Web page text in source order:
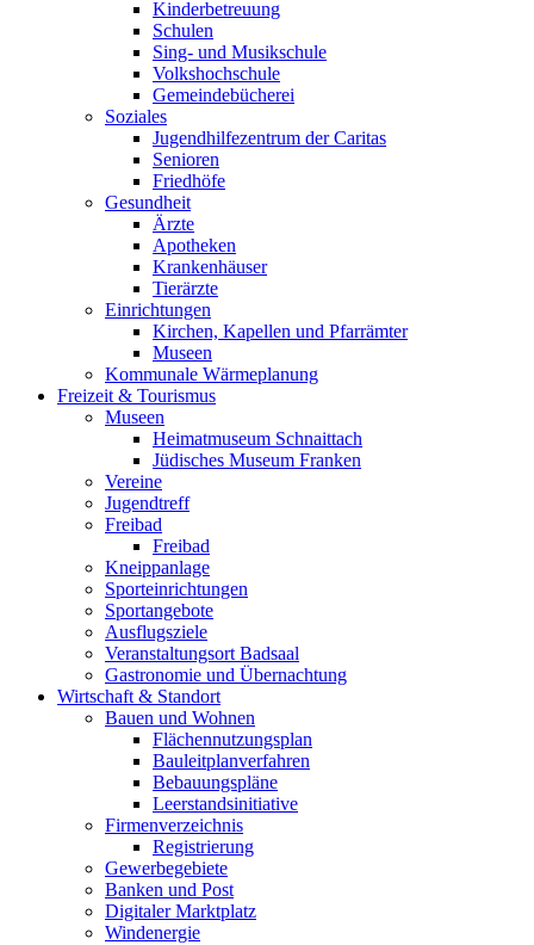
Kinderbetreuung
Schulen
Sing- und Musikschule
Volkshochschule
Gemeindebücherei
Soziales
Jugendhilfezentrum der Caritas
Senioren
Friedhöfe
Gesundheit
Ärzte
Apotheken
Krankenhäuser
Tierärzte
Einrichtungen
Kirchen, Kapellen und Pfarrämter
Museen
Kommunale Wärmeplanung
Freizeit & Tourismus
Museen
Heimatmuseum Schnaittach
Jüdisches Museum Franken
Vereine
Jugendtreff
Freibad
Freibad
Kneippanlage
Sporteinrichtungen
Sportangebote
Ausflugsziele
Veranstaltungsort Badsaal
Gastronomie und Übernachtung
Wirtschaft & Standort
Bauen und Wohnen
Flächennutzungsplan
Bauleitplanverfahren
Bebauungspläne
Leerstandsinitiative
Firmenverzeichnis
Registrierung
Gewerbegebiete
Banken und Post
Digitaler Marktplatz
Windenergie